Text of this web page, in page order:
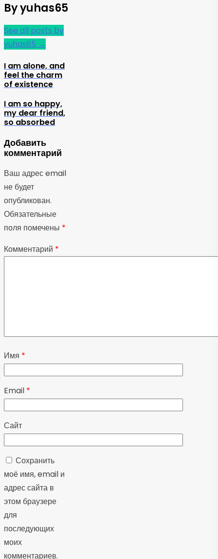
By yuhas65
See all posts by
yuhas65 →
Post
navigation
I am alone, and
feel the charm
of existence
I am so happy,
my dear friend,
so absorbed
Добавить
комментарий
Ваш адрес email
не будет
опубликован.
Обязательные
поля помечены *
Комментарий *
Имя *
Email *
Сайт
Сохранить
моё имя, email и
адрес сайта в
этом браузере
для
последующих
моих
комментариев.